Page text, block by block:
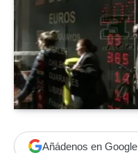
Añádenos en Google